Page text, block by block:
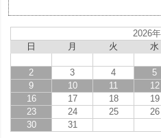
2026
日
月 火 水
2
3 4 5
9
10 11 12
16
17 18 19
23
24 25 26
30
31